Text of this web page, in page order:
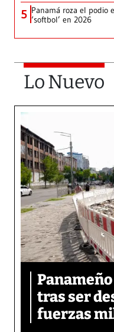
5 Panamá roza el podio
‘softbol’ en 2026
Lo Nuevo
tras ser
fuerzas